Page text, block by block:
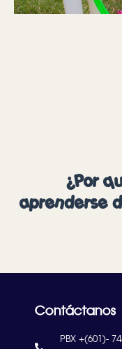
¿Por
aprenderse
Contáctanos
PBX +(601)-